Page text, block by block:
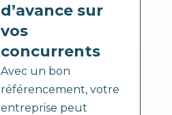
d’avance sur
vos
concurrents
Avec un bon
référencement, votre
entreprise peut